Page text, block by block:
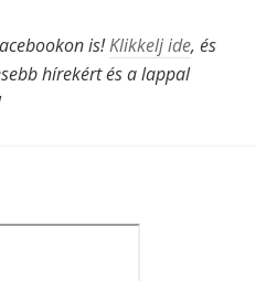
is!Klikkelj ide, és
hírekért és a lappal